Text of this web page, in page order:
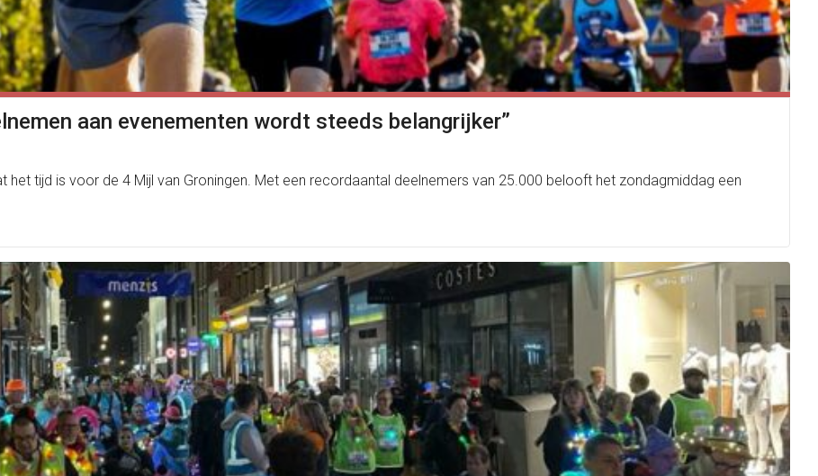
aan evenementen wordt steeds belangrijker”
tijd is voor de 4 Mijl van Groningen. Met een recordaantal deelnemers van 25.000 belooft het zondagmiddag een